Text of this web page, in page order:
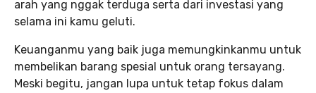
arah yang nggak terduga serta dari investasi yang
selama ini kamu geluti.
Keuanganmu yang baik juga memungkinkanmu untuk
membelikan barang spesial untuk orang tersayang.
Meski begitu, jangan lupa untuk tetap fokus dalam